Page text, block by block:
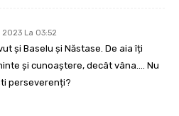
La 03:52
și Baselu și Năstase. De aia îți
și cunoaștere, decât vâna…. Nu
perseverenți?